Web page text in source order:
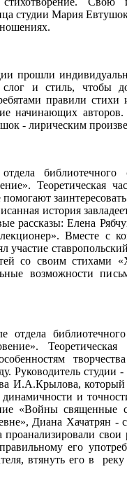
студии Мария
прошли
слог и стиль, чтобы
правили
начинающих
- лирическим
библиотечного
Теоретическая
история
рассказы: Елена
Вместе с
участие
со своим
возможности
отдела
Руководитель
И.А.Крылова,
и
«Войны священные
Диана Хачатрян -
свои
его
втянуть его в